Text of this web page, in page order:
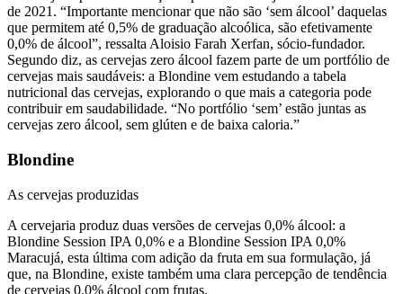
de 2021. “Importante mencionar que não são ‘sem álcool’ daquelas
que permitem até 0,5% de graduação alcoólica, são efetivamente
0,0% de álcool”, ressalta Aloisio Farah Xerfan, sócio-fundador.
Segundo diz, as cervejas zero álcool fazem parte de um portfólio de
cervejas mais saudáveis: a Blondine vem estudando a tabela
nutricional das cervejas, explorando o que mais a categoria pode
contribuir em saudabilidade. “No portfólio ‘sem’ estão juntas as
cervejas zero álcool, sem glúten e de baixa caloria.”
Blondine
As cervejas produzidas
A cervejaria produz duas versões de cervejas 0,0% álcool: a
Blondine Session IPA 0,0% e a Blondine Session IPA 0,0%
Maracujá, esta última com adição da fruta em sua formulação, já
que, na Blondine, existe também uma clara percepção de tendência
de cervejas 0,0% álcool com frutas.